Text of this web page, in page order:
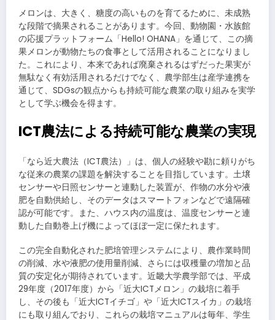
メロンは、大きく、糖度の高いものを育てるために、未成熟
な段階で摘果されることがあります。今回、動物園・水族館
の応援プラットフォーム「Hello! OHANA」を通じて、この摘
果メロンが動物たちの食事として活用されることになりまし
た。これにより、本来であれば廃棄されるはずだった果実が
無駄なく有効活用されるだけでなく、農学部生は産学連携を
通じて、SDGsの観点からも持続可能な農業の取り組みを実学
として学ぶ機会を得ます。
ICT農法による持続可能な農業の実現
「なら近大農法（ICT農法）」は、個人の経験や勘に頼りがち
な従来の農業の課題を解決することを目指しています。土壌
センサーや日照センサーと連動した装置が、作物の水分や液
肥を自動供給し、そのデータはスマートフォンなどで遠隔確
認が可能です。また、ハウス内の温度は、温度センサーと連
動した自動巻上げ機によってほぼ一定に保たれます。
この完全自動化された肥培管理システムにより、農作業時間
の削減、水や液肥の使用量削減、さらには収穫量の増加と品
質の安定化が期待されています。近畿大学農学部では、平成
29年度（2017年度）から「近大ICTメロン」の栽培に着手
し、その後も「近大ICTイチゴ」や「近大ICTスイカ」の栽培
にも取り組んでおり、これらの栽培マニュアルは毎年、学生